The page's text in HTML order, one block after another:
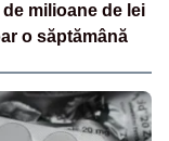
milioane de lei
o săptămână